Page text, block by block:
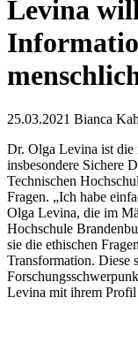
Levina
25.03.2021 Bianca
Dr. Olga Levina ist die
insbesondere Sichere
Technischen
Fragen. „Ich habe
Olga Levina, die im
Hochschule
sie die ethischen
Transformation. Diese
Levina mit ihrem